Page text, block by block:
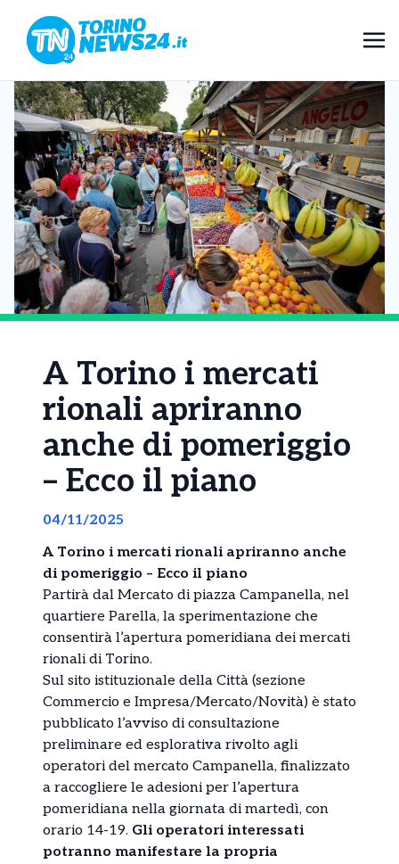
A Torino i mercati
rionali apriranno
anche di pomeriggio
– Ecco il piano
04/11/2025
A Torino i mercati rionali apriranno anche
di pomeriggio – Ecco il piano
Partirà dal Mercato di piazza Campanella, nel
quartiere Parella, la sperimentazione che
consentirà l’apertura pomeridiana dei mercati
rionali di Torino.
Sul sito istituzionale della Città (sezione
Commercio e Impresa/Mercato/Novità) è stato
pubblicato l’avviso di consultazione
preliminare ed esplorativa rivolto agli
operatori del mercato Campanella, finalizzato
a raccogliere le adesioni per l’apertura
pomeridiana nella giornata di martedì, con
orario 14-19. Gli operatori interessati
potranno manifestare la propria